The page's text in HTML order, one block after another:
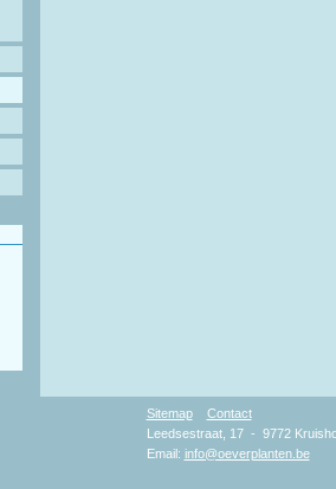
Sitemap Contact
Leedsestraat, 17 - 9772
Email: info@oeverplanten.be